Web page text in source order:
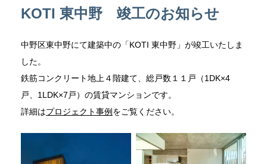
KOTI 東中野 竣工のお知らせ
中野区東中野にて建築中の「KOTI 東中野」が竣工いたしま
した。
鉄筋コンクリート地上４階建て、総戸数１１戸（1DK×4
戸、1LDK×7戸）の賃貸マンションです。
詳細はプロジェクト事例 をご覧ください。